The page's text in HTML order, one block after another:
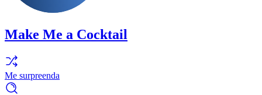
Make Me a Cocktail
Me surpreenda